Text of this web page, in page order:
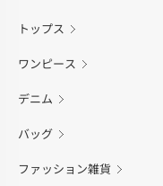
トップス
ワンピース
デニム
バッグ
ファッション雑貨